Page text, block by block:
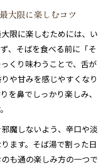
大限に楽しむコツ
限に楽しむためには、い
、そばを食べる前に「そ
くり味わうことで、舌が
や甘みを感じやすくなり
を鼻でしっかり楽しみ、
魔しないよう、辛口や淡
ます。そば湯で割った日
も通の楽しみ方の一つで